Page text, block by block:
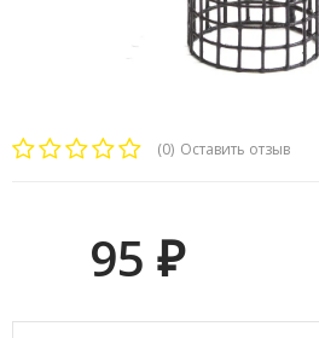
(0) Оставить отзыв
95 ₽